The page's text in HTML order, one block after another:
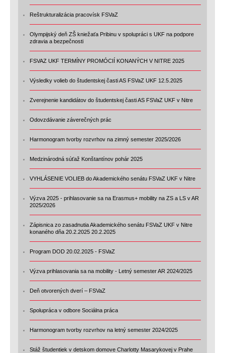
Reštrukturalizácia pracovísk FSVaZ
Olympijský deň ZŠ kniežaťa Pribinu v spolupráci s UKF na podpore
zdravia a bezpečnosti
FSVAZ UKF TERMÍNY PROMÓCIÍ KONANÝCH V NITRE 2025
Výsledky volieb do študentskej časti AS FSVaZ UKF 12.5.2025
Zverejnenie kandidátov do študentskej časti AS FSVaZ UKF v Nitre
Odovzdávanie záverečných prác
Harmonogram tvorby rozvrhov na zimný semester 2025/2026
Medzinárodná súťaž Konštantínov pohár 2025
VYHLÁSENIE VOLIEB do Akademického senátu FSVaZ UKF v Nitre
Výzva 2025 - prihlasovanie sa na Erasmus+ mobility na ZS a LS v AR
2025/2026
Zápisnica zo zasadnutia Akademického senátu FSVaZ UKF v Nitre
konaného dňa 20.2.2025 20.2.2025
Program DOD 20.02.2025 - FSVaZ
Výzva prihlasovania sa na mobility - Letný semester AR 2024/2025
Deň otvorených dverí – FSVaZ
Spolupráca v odbore Sociálna práca
Harmonogram tvorby rozvrhov na letný semester 2024/2025
Stáž študentiek v detskom domove Charlotty Masarykovej v Prahe